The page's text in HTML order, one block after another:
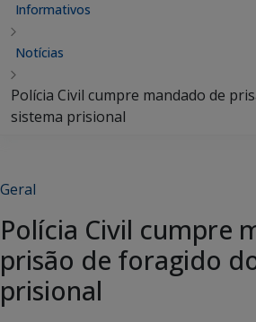
Informativos
Notícias
Polícia Civil cumpre mandado de
sistema prisional
Geral
Polícia Civil cumpre
prisão de foragido
prisional